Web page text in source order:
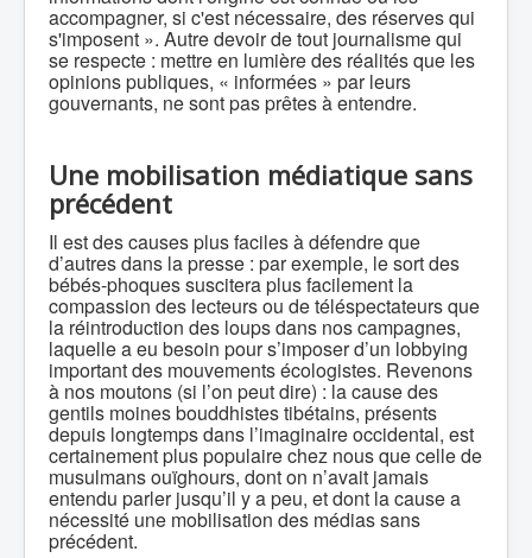
accompagner, si c'est nécessaire, des réserves qui
s'imposent ». Autre devoir de tout journalisme qui
se respecte : mettre en lumière des réalités que les
opinions publiques, « informées » par leurs
gouvernants, ne sont pas prêtes à entendre.
Une mobilisation médiatique sans
précédent
Il est des causes plus faciles à défendre que
d’autres dans la presse : par exemple, le sort des
bébés-phoques suscitera plus facilement la
compassion des lecteurs ou de téléspectateurs que
la réintroduction des loups dans nos campagnes,
laquelle a eu besoin pour s’imposer d’un lobbying
important des mouvements écologistes. Revenons
à nos moutons (si l’on peut dire) : la cause des
gentils moines bouddhistes tibétains, présents
depuis longtemps dans l’imaginaire occidental, est
certainement plus populaire chez nous que celle de
musulmans ouïghours, dont on n’avait jamais
entendu parler jusqu’il y a peu, et dont la cause a
nécessité une mobilisation des médias sans
précédent.